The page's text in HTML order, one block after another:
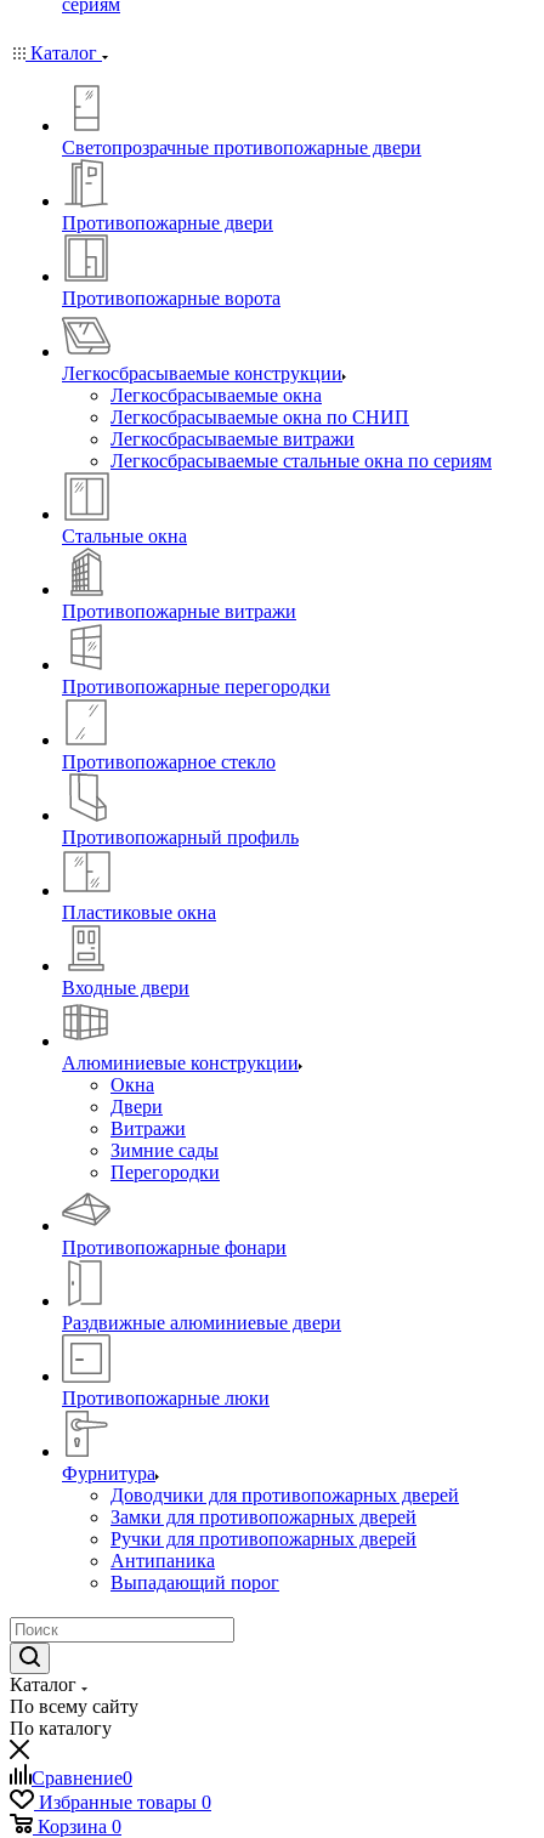
сериям
Каталог
Светопрозрачные противопожарные двери
Противопожарные двери
Противопожарные ворота
Легкосбрасываемые конструкции
Легкосбрасываемые окна
Легкосбрасываемые окна по СНИП
Легкосбрасываемые витражи
Легкосбрасываемые стальные окна по сериям
Стальные окна
Противопожарные витражи
Противопожарные перегородки
Противопожарное стекло
Противопожарный профиль
Пластиковые окна
Входные двери
Алюминиевые конструкции
Окна
Двери
Витражи
Зимние сады
Перегородки
Противопожарные фонари
Раздвижные алюминиевые двери
Противопожарные люки
Фурнитура
Доводчики для противопожарных дверей
Замки для противопожарных дверей
Ручки для противопожарных дверей
Антипаника
Выпадающий порог
Каталог
По всему сайту
По каталогу
Сравнение0
Избранные товары 0
Корзина 0